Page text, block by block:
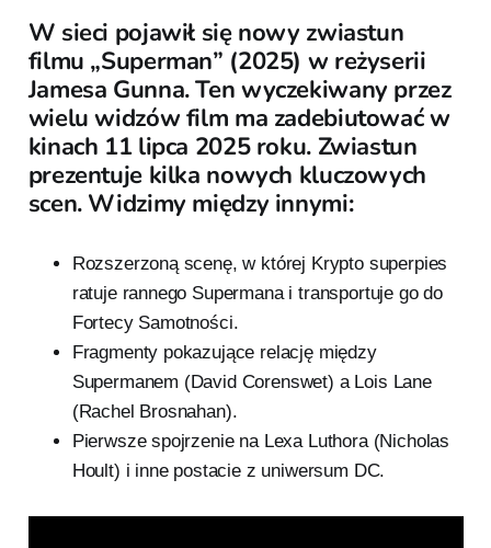
W sieci pojawił się nowy zwiastun
filmu „Superman” (2025) w reżyserii
Jamesa Gunna. Ten wyczekiwany przez
wielu widzów film ma zadebiutować w
kinach 11 lipca 2025 roku. Zwiastun
prezentuje kilka nowych kluczowych
scen. Widzimy między innymi:
Rozszerzoną scenę, w której Krypto superpies
ratuje rannego Supermana i transportuje go do
Fortecy Samotności.
Fragmenty pokazujące relację między
Supermanem (David Corenswet) a Lois Lane
(Rachel Brosnahan).
Pierwsze spojrzenie na Lexa Luthora (Nicholas
Hoult) i inne postacie z uniwersum DC.